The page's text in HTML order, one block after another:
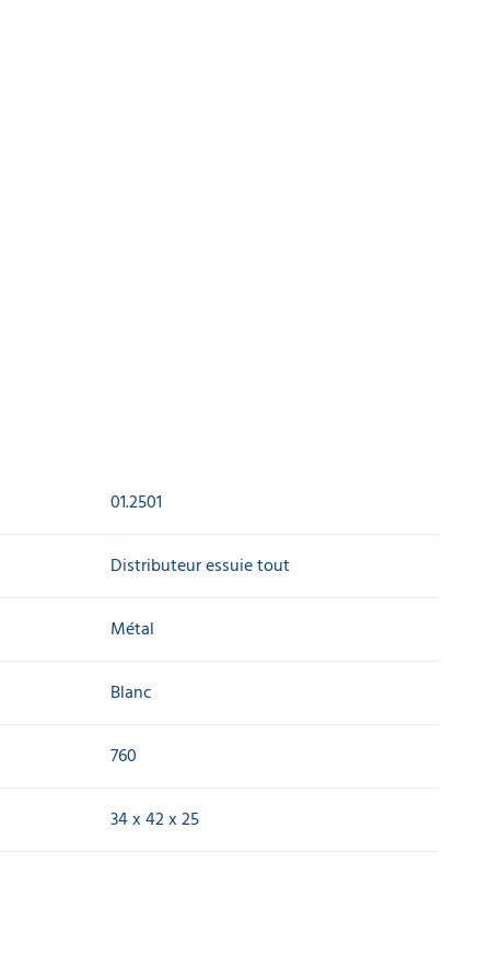
01.2501
Distributeur essuie tout
Métal
Blanc
760
34 x 42 x 25